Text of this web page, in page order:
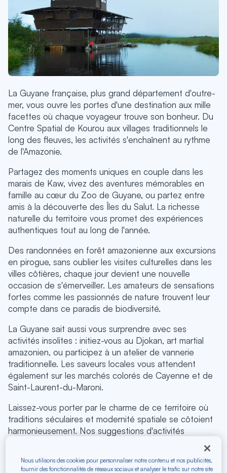
La Guyane française, plus grand département d'outre-
mer, vous ouvre les portes d'une destination aux mille
facettes où chaque voyageur trouve son bonheur. Du
Centre Spatial de Kourou aux villages traditionnels le
long des fleuves, les activités s'enchaînent au rythme
de l'Amazonie.
Partagez des moments uniques en couple dans les
marais de Kaw, vivez des aventures mémorables en
famille au cœur du Zoo de Guyane, ou partez entre
amis à la découverte des Îles du Salut. La richesse
naturelle du territoire vous promet des expériences
authentiques tout au long de l'année.
Des randonnées en forêt amazonienne aux excursions
en pirogue, sans oublier les visites culturelles dans les
villes côtières, chaque jour devient une nouvelle
occasion de s'émerveiller. Les amateurs de sensations
fortes comme les passionnés de nature trouvent leur
compte dans ce paradis de biodiversité.
La Guyane sait aussi vous surprendre avec ses
activités insolites : initiez-vous au Djokan, art martial
amazonien, ou participez à un atelier de vannerie
traditionnelle. Les saveurs locales vous attendent
également sur les marchés colorés de Cayenne et de
Saint-Laurent-du-Maroni.
Laissez-vous porter par le charme de ce territoire où
traditions séculaires et modernité spatiale se côtoient
harmonieusement. Nos suggestions d'activités
vous faire vivre une expérience inoubliable en Guyane
française.
Nous utilisons des cookies pour personnaliser notre contenu et nos publicités,
fournir des fonctionnalités de réseaux sociaux et analyser le trafic sur notre site